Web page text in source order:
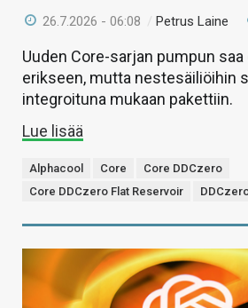
26.7.2026 - 06:08 /Petrus Laine
Uuden Core-sarjan pumpun
erikseen, mutta nestesäiliöihin
integroituna mukaan pakettiin.
Lue lisää
Alphacool Core
Core DDCzero
Core DDCzero Flat Reservoir